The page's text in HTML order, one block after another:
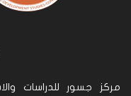
مركز جسور للدراسات